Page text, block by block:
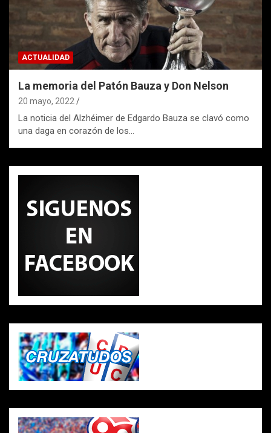
ACTUALIDAD
La memoria del Patón Bauza y Don Nelson
20 mayo, 2022
La noticia del Alzhéimer de Edgardo Bauza se clavó como
una daga en corazón de los…